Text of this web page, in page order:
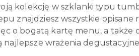
kolekcję w szklanki typu
znajdziesz wszystkie opisane
o bogatą kartę menu, a także
wrażenia